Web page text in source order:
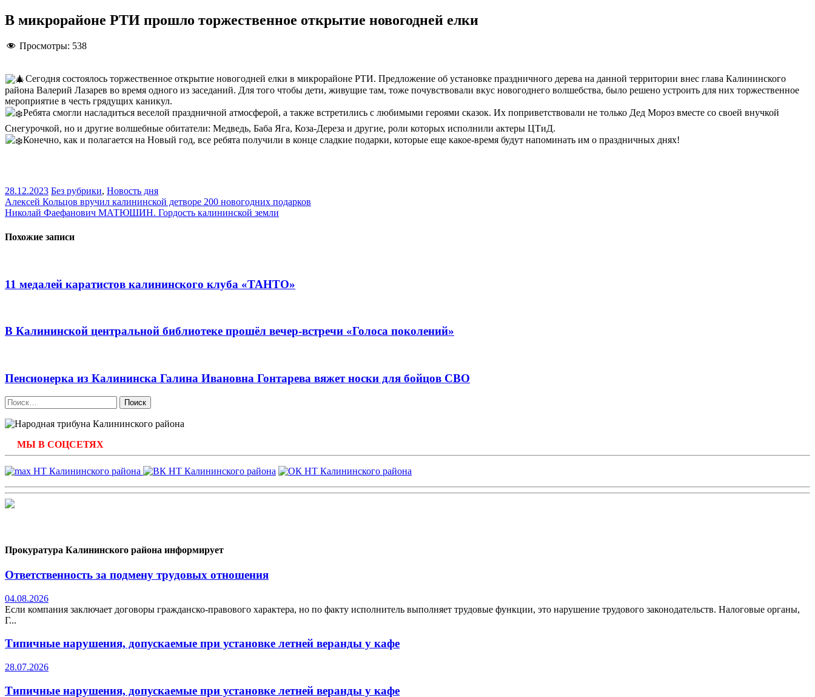
В микрорайоне РТИ прошло торжественное открытие новогодней елки
Просмотры: 538
Сегодня состоялось торжественное открытие новогодней елки в микрорайоне РТИ. Предложение об установке праздничного дерева на данной территории внес глава Калининского
района Валерий Лазарев во время одного из заседаний. Для того чтобы дети, живущие там, тоже почувствовали вкус новогоднего волшебства, было решено устроить для них торжественное
мероприятие в честь грядущих каникул.
Ребята смогли насладиться веселой праздничной атмосферой, а также встретились с любимыми героями сказок. Их поприветствовали не только Дед Мороз вместе со своей внучкой
Снегурочкой, но и другие волшебные обитатели: Медведь, Баба Яга, Коза-Дереза и другие, роли которых исполнили актеры ЦТиД.
Конечно, как и полагается на Новый год, все ребята получили в конце сладкие подарки, которые еще какое-время будут напоминать им о праздничных днях!
28.12.2023 Без рубрики, Новость дня
Навигация
по
записям
Алексей Кольцов вручил калининской детворе 200 новогодних подарков
Николай Фаефанович МАТЮШИН. Гордость калининской земли
Похожие записи
11 медалей каратистов калининского клуба «ТАНТО»
В Калининской центральной библиотеке прошёл вечер-встречи «Голоса поколений»
Пенсионерка из Калининска Галина Ивановна Гонтарева вяжет носки для бойцов СВО
Найти:
МЫ В СОЦСЕТЯХ
Прокуратура Калининского района информирует
Ответственность за подмену трудовых отношения
04.08.2026
Если компания заключает договоры гражданско-правового характера, но по факту исполнитель выполняет трудовые функции, это нарушение трудового законодательств. Налоговые органы,
Г...
Типичные нарушения, допускаемые при установке летней веранды у кафе
28.07.2026
Типичные нарушения, допускаемые при установке летней веранды у кафе